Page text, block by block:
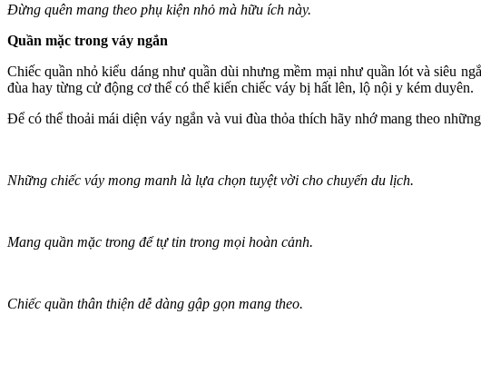
Đừng quên mang theo phụ kiện nhỏ mà hữu ích này.
Quần mặc trong váy ngắn
Chiếc quần nhỏ kiểu dáng như quần dùi nhưng mềm mại như quầ‌n ló‌t và siêu
đùa hay từng cử động c‌ơ th‌ể có thể kiến chiếc váy bị hất lên, lộ nội y kém duyên.
Để có thể thoải mái diện váy ngắn và vui đùa thỏa thích hãy nhớ mang theo
Những chiếc váy mong manh là lựa chọn tuyệt vời cho chuyến du lịch.
Mang quần mặc trong để tự tin trong mọi hoàn cảnh.
Chiếc quần thân thiện dễ dàng gập gọn mang theo.